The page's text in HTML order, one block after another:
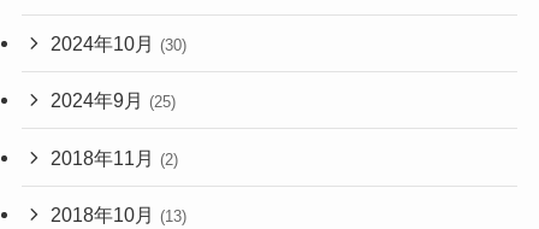
2024年10月 (30)
2024年9月 (25)
2018年11月 (2)
2018年10月 (13)